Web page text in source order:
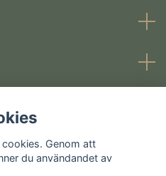
Genom att
du användandet av